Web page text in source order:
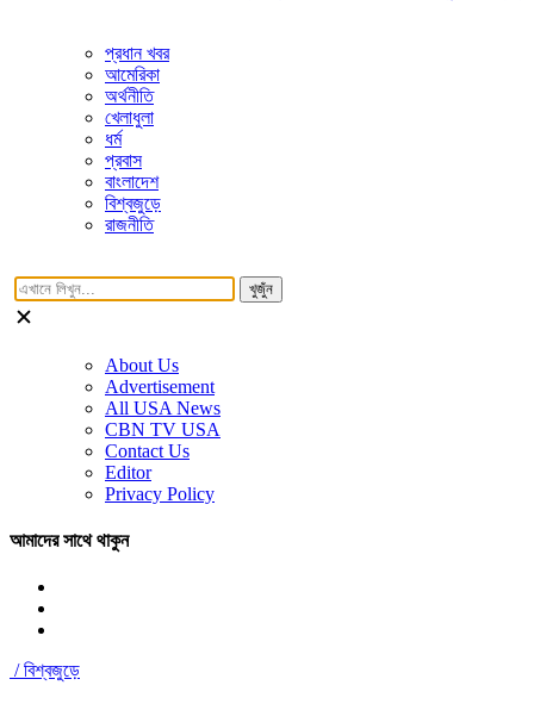
প্রধান খবর
আমেরিকা
অর্থনীতি
খেলাধুলা
ধর্ম
প্রবাস
বাংলাদেশ
বিশ্বজুড়ে
রাজনীতি
খুজুঁন
About Us
Advertisement
All USA News
CBN TV USA
Contact Us
Editor
Privacy Policy
আমাদের সাথে থাকুন
/বিশ্বজুড়ে